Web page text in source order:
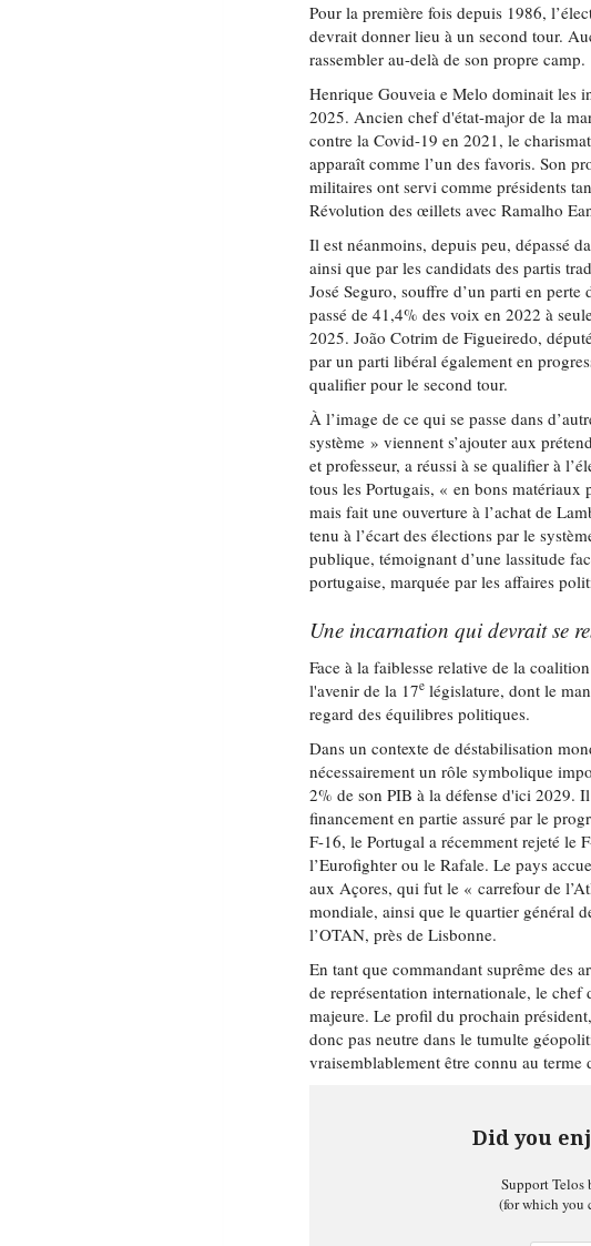
Pour la première fois depuis 1986,
devrait donner lieu à un second tour.
rassembler au-delà de son propre camp.
Henrique Gouveia e Melo dominait les
2025. Ancien chef d'état-major de la
contre la Covid-19 en 2021, le
apparaît comme l’un des favoris. Son
militaires ont servi comme présidents
Révolution des œillets avec Ramalho
Il est néanmoins, depuis peu, dépassé
ainsi que par les candidats des partis
José Seguro, souffre d’un parti en
passé de 41,4% des voix en 2022 à
2025. João Cotrim de Figueiredo,
par un parti libéral également en
qualifier pour le second tour.
À l’image de ce qui se passe dans
système » viennent s’ajouter aux
et professeur, a réussi à se qualifier à
tous les Portugais, « en bons matériaux
mais fait une ouverture à l’achat de
tenu à l’écart des élections par le
publique, témoignant d’une lassitude
portugaise, marquée par les affaires
Une incarnation qui devrait se
Face à la faiblesse relative de la
l'avenir de la 17e législature, dont le
regard des équilibres politiques.
Dans un contexte de déstabilisation
nécessairement un rôle symbolique
2% de son PIB à la défense d'ici 2029.
financement en partie assuré par le
F-16, le Portugal a récemment rejeté le
l’Eurofighter ou le Rafale. Le pays
aux Açores, qui fut le « carrefour de
mondiale, ainsi que le quartier général
l’OTAN, près de Lisbonne.
En tant que commandant suprême des
de représentation internationale, le chef
majeure. Le profil du prochain
donc pas neutre dans le tumulte
vraisemblablement être connu au
Did you
Support Telos
(for which you